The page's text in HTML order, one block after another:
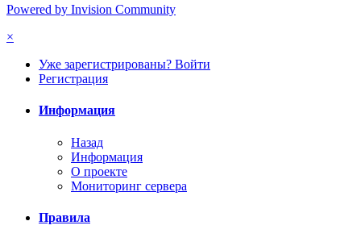
Powered by Invision Community
×
Уже зарегистрированы? Войти
Регистрация
Информация
Назад
Информация
О проекте
Мониторинг сервера
Правила